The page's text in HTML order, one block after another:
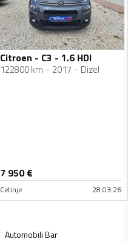
Citroen - C3 - 1.6 HDI
122800 km 2017 Dizel
7 950€
Cetinje 28.03.26
AutomobiliBar